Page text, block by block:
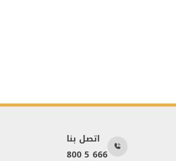
اتصل بنا
800 5 666